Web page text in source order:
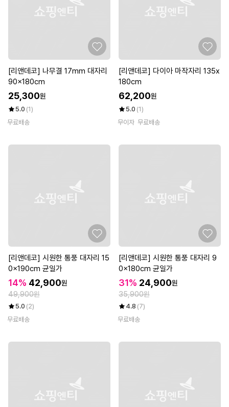
[리앤데코] 나무결 17mm 대자리
90x180cm
25,300원
5.0 (1)
무료배송
[리앤데코] 다이아 마작자리 135x
180cm
62,200원
5.0 (1)
무이자 무료배송
[리앤데코] 시원한 통풍 대자리 15
0x190cm 균일가
14% 42,900원
49,900원
5.0 (2)
무료배송
[리앤데코] 시원한 통풍 대자리 9
0x180cm 균일가
31% 24,900원
35,900원
4.8 (7)
무료배송